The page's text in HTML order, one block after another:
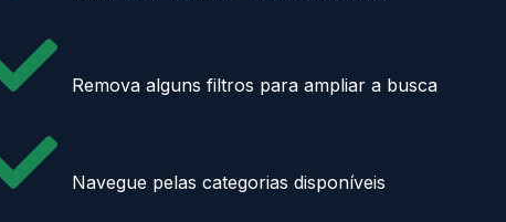
Remova alguns filtros para ampliar a busca
Navegue pelas categorias disponíveis